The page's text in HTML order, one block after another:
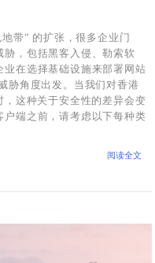
带” 的扩张，很多企业门
胁，包括黑客入侵、勒索软
在选择基础设施来部署网站
胁角度出发。当我们对香港
，这种关于安全性的差异会变
端之前，请考虑以下每种类
阅读全文